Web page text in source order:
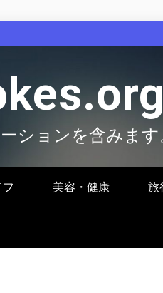
ションを含みます
美容・健康 旅